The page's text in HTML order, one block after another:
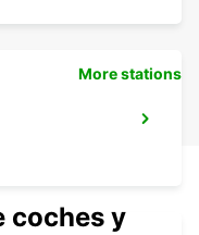
More stations
coches y